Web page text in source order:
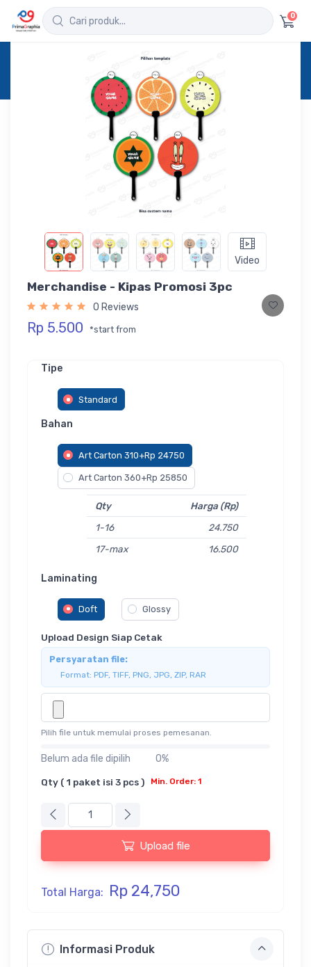
0
Produk
Merchandise - Kipas Promosi 3pc
Video
Merchandise - Kipas Promosi 3pc
0 Reviews
Rp 5.500 *start from
Informasi Produk
Tipe
Standard
Bahan
Art Carton 310+Rp 24750
Art Carton 360+Rp 25850
Qty
Harga (Rp)
1-16
24.750
17-max
16.500
Laminating
Doft Glossy
Upload Design Siap Cetak
Persyaratan file:
Format: PDF, TIFF, PNG, JPG, ZIP, RAR
Pilih file untuk memulai proses pemesanan.
0%
Belum ada file dipilih
Qty ( 1 paket isi 3 pcs ) Min. Order: 1
Upload file
Total Harga: Rp 24,750